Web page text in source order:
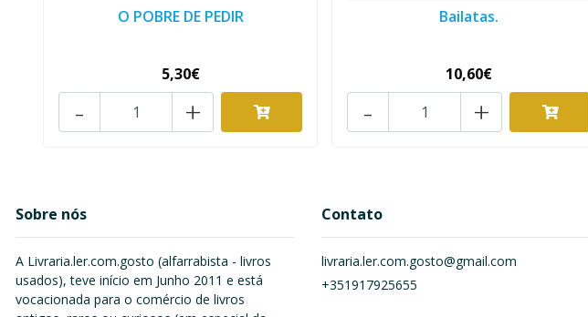
O POBRE DE PEDIR
5,30€
+
-
Bailatas.
10,60€
+
-
Sobre nós
A Livraria.ler.com.gosto (alfarrabista - livros
usados), teve início em Junho 2011 e está
vocacionada para o comércio de livros
Contato
livraria.ler.com.gosto@gmail.com
+351917925655